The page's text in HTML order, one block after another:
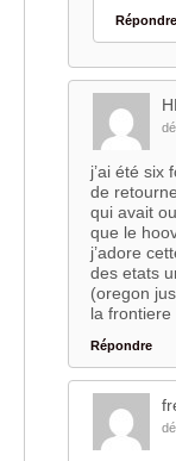
Répondre
j’ai été six
de
qui avait
que le
j’adore
des etats
(oregon
la frontiere
Répondre